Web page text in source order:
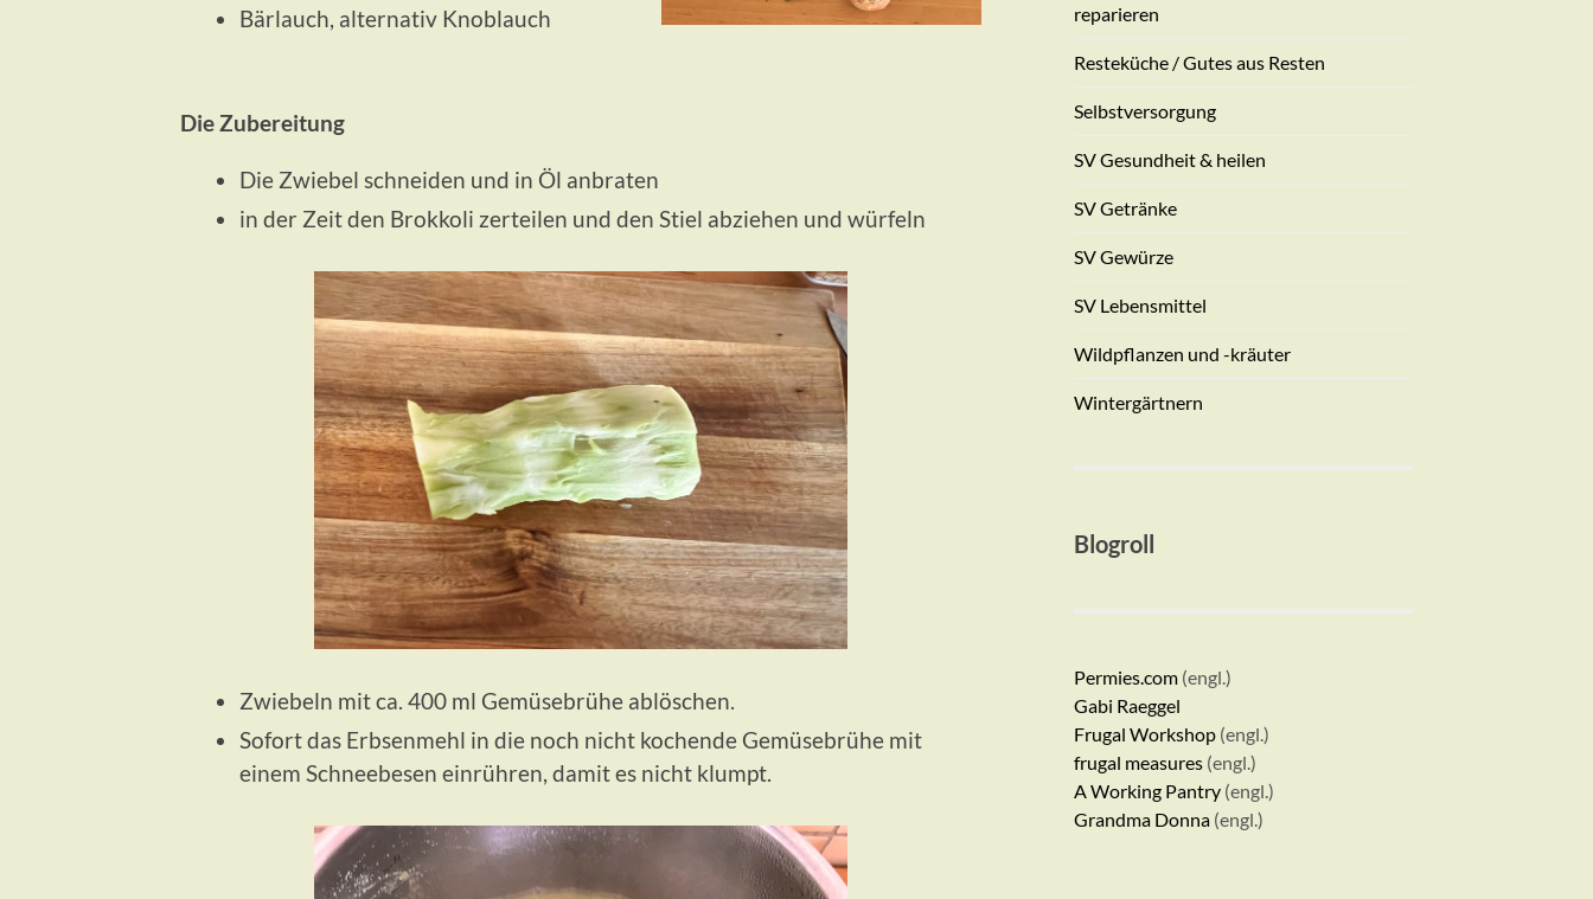
Bärlauch, alternativ Knoblauch
Die Zubereitung
Die Zwiebel schneiden und in Öl anbraten
in der Zeit den Brokkoli zerteilen und den Stiel abziehen und würfeln
Zwiebeln mit ca. 400 ml Gemüsebrühe ablöschen.
Sofort das Erbsenmehl in die noch nicht kochende Gemüsebrühe mit
einem Schneebesen einrühren, damit es nicht klumpt.
reparieren
Resteküche / Gutes aus Resten
Selbstversorgung
SV Gesundheit & heilen
SV Getränke
SV Gewürze
SV Lebensmittel
Wildpflanzen und -kräuter
Wintergärtnern
Blogroll
Permies.com (engl.)
Gabi Raeggel
Frugal Workshop (engl.)
frugal measures (engl.)
A Working Pantry (engl.)
Grandma Donna (engl.)